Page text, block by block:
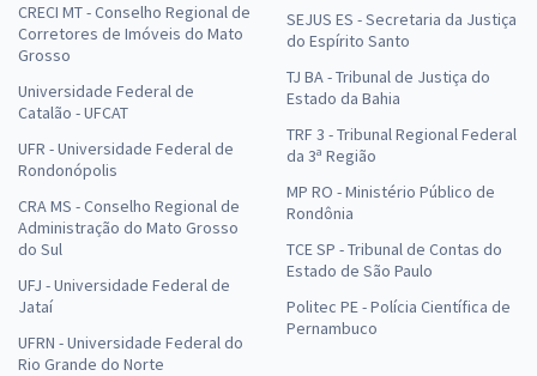
CRECI MT - Conselho Regional de
Corretores de Imóveis do Mato
Grosso
Universidade Federal de
Catalão - UFCAT
UFR - Universidade Federal de
Rondonópolis
CRA MS - Conselho Regional de
Administração do Mato Grosso
do Sul
UFJ - Universidade Federal de
Jataí
UFRN - Universidade Federal do
Rio Grande do Norte
SEJUS ES - Secretaria da Justiça
do Espírito Santo
TJ BA - Tribunal de Justiça do
Estado da Bahia
TRF 3 - Tribunal Regional Federal
da 3ª Região
MP RO - Ministério Público de
Rondônia
TCE SP - Tribunal de Contas do
Estado de São Paulo
Politec PE - Polícia Científica de
Pernambuco